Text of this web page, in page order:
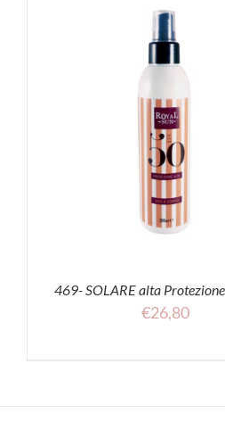
469- SOLARE alta
€26,80
ACQUISTA